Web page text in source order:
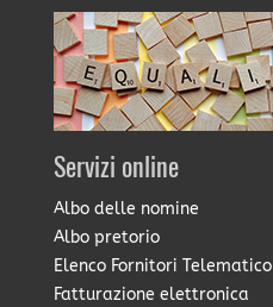
Servizi online
Albo delle nomine
Albo pretorio
Elenco Fornitori Telematico
Fatturazione elettronica